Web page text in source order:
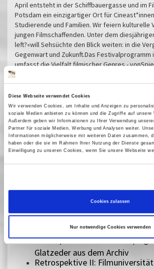
Diese Webseite verwendet Cookies
Wir verwenden Cookies, um Inhalte und Anzeigen zu
soziale Medien anbieten zu können und die Zugriffe auf unsere
Außerdem geben wir Informationen zu Ihrer Verwendung
Partner für soziale Medien, Werbung und Analysen weiter.
Informationen möglicherweise mit weiteren Daten zusammen,
haben oder die sie im Rahmen Ihrer Nutzung der Dienste
Einwilligung zu unseren Cookies, wenn Sie unsere Webseite
Cookies zulassen
Nur notwendige Cookies verwenden
April entsteht in der Schiffbauergasse und im
Potsdam ein einzigartiger Ort für
Studierende und Familien. Wir feiern kulturelle
jungen Filmschaffenden. Unter dem
left?«will Sehsüchte den Blick weiten: in die
Gegenwart und Zukunft.Das Festivalprogramm
umfasst die Vielfalt filmischer Genres -
Dokumentarfilmen bis zu experimentellen
Raum erhält die Retrospektive mit Filmen von
Absolvent*innen der Filmuniversität
(26.4.) werden im Filmmuseum die
Der komplette Festivalplan mit weiteren Infos
online: www.sehsuechte.de
Festivaleröffnung
time:out
sound:workshop
tone:worlds
Future Kids I
Retrospektive I: Till
Glatzeder aus dem Archiv
Retrospektive II: